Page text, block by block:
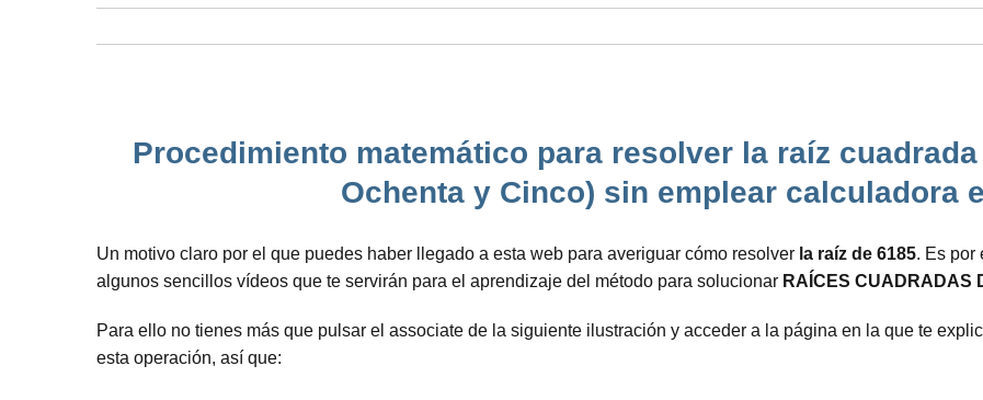
Procedimiento matemático para resolver la raíz
Ochenta y Cinco) sin emplear calculadora
Un motivo claro por el que puedes haber llegado a esta web para averiguar cómo resolver la raíz de 6185. Es por
algunos sencillos vídeos que te servirán para el aprendizaje del método para solucionar RAÍCES CUADRADAS
Para ello no tienes más que pulsar el associate de la siguiente ilustración y acceder a la página en la que te
esta operación, así que: